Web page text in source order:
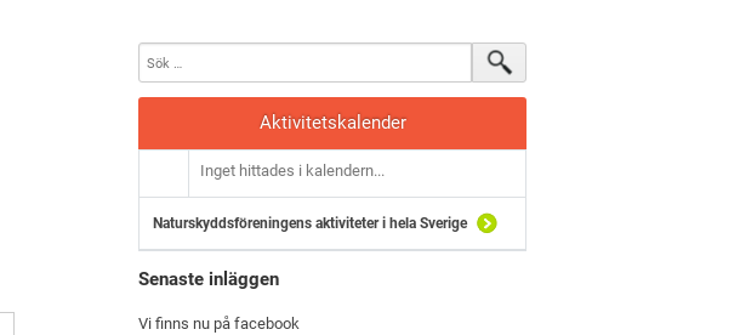
Aktivitetskalender
Inget hittades i kalendern...
Naturskyddsföreningens aktiviteter i hela Sverige
Senaste inläggen
Vi finns nu på facebook